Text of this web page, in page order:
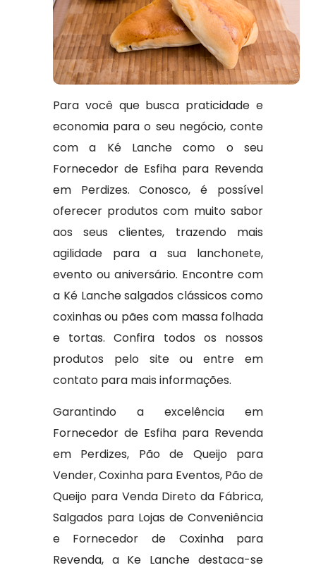
Para você que busca praticidade e
economia para o seu negócio, conte
com a Ké Lanche como o seu
Fornecedor de Esfiha para Revenda
em Perdizes. Conosco, é possível
oferecer produtos com muito sabor
aos seus clientes, trazendo mais
agilidade para a sua lanchonete,
evento ou aniversário. Encontre com
a Ké Lanche salgados clássicos como
coxinhas ou pães com massa folhada
e tortas. Confira todos os nossos
produtos pelo site ou entre em
contato para mais informações.
Garantindo a excelência em
Fornecedor de Esfiha para Revenda
em Perdizes, Pão de Queijo para
Vender, Coxinha para Eventos, Pão de
Queijo para Venda Direto da Fábrica,
Salgados para Lojas de Conveniência
e Fornecedor de Coxinha para
Revenda, a Ke Lanche destaca-se